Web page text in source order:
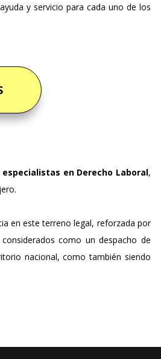
y servicio para cada uno de los
especialistas en Derecho Laboral,
en este terreno legal, reforzada por
como un despacho de
nacional, como también siendo